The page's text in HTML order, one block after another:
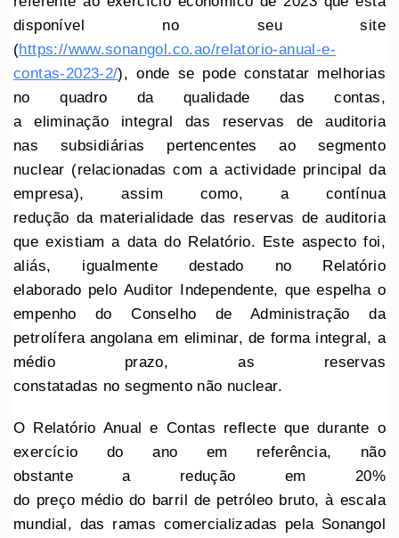
disponível no seu site
(https://www.sonangol.co.ao/relatorio-anual-e-
contas-2023-2/), onde se pode constatar melhorias
no quadro da qualidade das contas,
a eliminação integral das reservas de auditoria
nas subsidiárias pertencentes ao segmento
nuclear (relacionadas com a actividade principal da
empresa), assim como, a contínua
redução da materialidade das reservas de auditoria
que existiam a data do Relatório. Este aspecto foi,
aliás, igualmente destado no Relatório
elaborado pelo Auditor Independente, que espelha o
empenho do Conselho de Administração da
petrolífera angolana em eliminar, de forma integral, a
médio prazo, as reservas
constatadas no segmento não nuclear.
O Relatório Anual e Contas reflecte que durante o
exercício do ano em referência, não
obstante a redução em 20%
do preço médio do barril de petróleo bruto, à escala
mundial, das ramas comercializadas pela Sonangol